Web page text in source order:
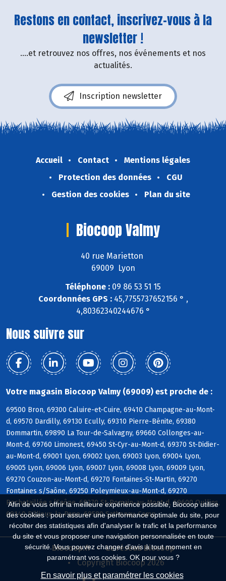
Afin de vous offrir la meilleure expérience possible, Biocoop utilise
des cookies : pour assurer une performance optimale du site, pour
récolter des statistiques afin d'analyser le trafic et la performance
du site et vous proposer une navigation personnalisée en toute
sécurité. Vous pouvez changer d'avis à tout moment en
paramétrant vos cookies. OK pour vous ?
En savoir plus et paramétrer les cookies
Restons en contact, inscrivez-vous à la
newsletter !
....et retrouvez nos offres, nos événements et nos
actualités.
Inscription newsletter
Accueil Contact
Mentions légales
Protection des données
CGU
Gestion des cookies
Plan du site
Biocoop Valmy
40 rue Marietton
69009 Lyon
Téléphone : 09 86 53 51 15
Coordonnées GPS :45,7755737652156 ° ,
4,80362340244676 °
Nous suivre sur
Votre magasin Biocoop Valmy (69009) est proche de :
69500 Bron, 69300 Caluire-et-Cuire, 69410 Champagne-au-Mont-
d, 69570 Dardilly, 69130 Ecully, 69310 Pierre-Bénite, 69380
Dommartin, 69890 La Tour-de-Salvagny, 69660 Collonges-au-
Mont-d, 69760 Limonest, 69450 St-Cyr-au-Mont-d, 69370 St-Didier-
au-Mont-d, 69001 Lyon, 69002 Lyon, 69003 Lyon, 69004 Lyon,
69005 Lyon, 69006 Lyon, 69007 Lyon, 69008 Lyon, 69009 Lyon,
69270 Couzon-au-Mont-d, 69270 Fontaines-St-Martin, 69270
Fontaines s/Saône, 69250 Poleymieux-au-Mont-d, 69270
Rochetaillée s/Saône, 69270 St-Romain-au-Mont-d, 69600 Oullins,
69140 Rillieux-la-Pape, 69580 Sathonay-Camp
Biocoop.fr
Le réseau Biocoop
Copyright Biocoop 2026